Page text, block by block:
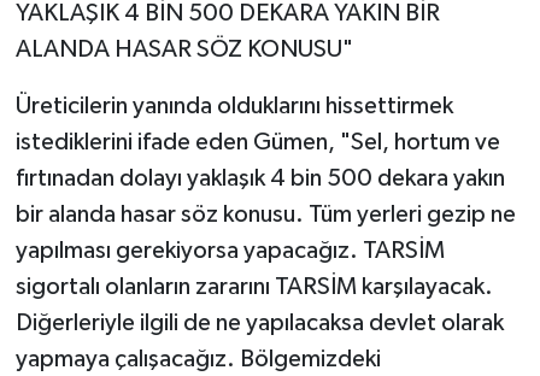
YAKLAŞIK 4 BİN 500 DEKARA YAKIN BİR
ALANDA HASAR SÖZ KONUSU"
Üreticilerin yanında olduklarını hissettirmek
istediklerini ifade eden Gümen, "Sel, hortum ve
fırtınadan dolayı yaklaşık 4 bin 500 dekara yakın
bir alanda hasar söz konusu. Tüm yerleri gezip ne
yapılması gerekiyorsa yapacağız. TARSİM
sigortalı olanların zararını TARSİM karşılayacak.
Diğerleriyle ilgili de ne yapılacaksa devlet olarak
yapmaya çalışacağız. Bölgemizdeki